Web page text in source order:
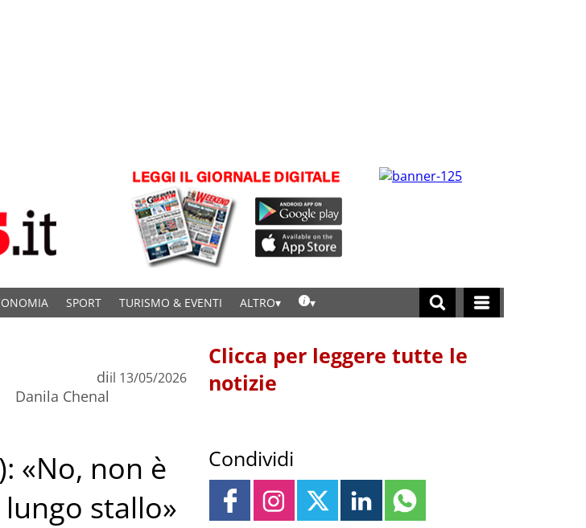
SPORT TURISMO & EVENTI ALTRO
di
Danila Chenal
il 13/05/2026
«No, non è
lungo stallo»
Clicca per leggere tutte le
notizie
Condividi